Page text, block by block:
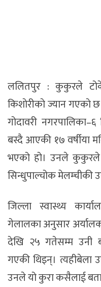
ललितपुर : कुकुरले
किशाेरीकाे ज्यान गएकाे
गोदावरी
बस्दै आएकी १७ वर्षीया
भएको हो। उनले कुकुरले
सिन्धुपाल्चोक मेलम्चीकी
जिल्ला स्वास्थ्य
गेलालका अनुसार
देखि २५ गतेसम्म उनी
गएकी थिइन्।
उनले यो कुरा कसैलाई